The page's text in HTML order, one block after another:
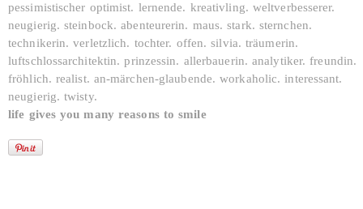
pessimistischer optimist. lernende. kreativling. weltverbesserer.
neugierig. steinbock. abenteurerin. maus. stark. sternchen.
technikerin. verletzlich. tochter. offen. silvia. träumerin.
luftschlossarchitektin. prinzessin. allerbauerin. analytiker. freundin.
fröhlich. realist. an-märchen-glaubende. workaholic. interessant.
neugierig. twisty.
life gives you many reasons to smile